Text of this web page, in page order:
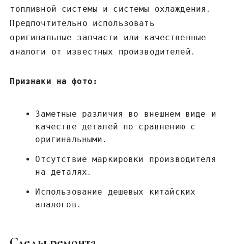
топливной системы и системы охлаждения․
Предпочтительно использовать
оригинальные запчасти или качественные
аналоги от известных производителей․
Признаки на фото:
Заметные различия во внешнем виде и
качестве деталей по сравнению с
оригинальными․
Отсутствие маркировки производителя
на деталях․
Использование дешевых китайских
аналогов․